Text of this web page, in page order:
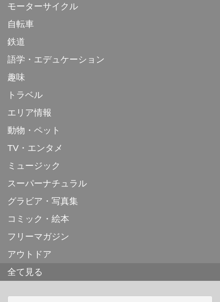
モーターサイクル
自転車
鉄道
語学・エデュケーション
趣味
トラベル
エリア情報
動物・ペット
TV・エンタメ
ミュージック
スーパーナチュラル
グラビア・写真集
コミック・絵本
フリーマガジン
アウトドア
全て見る